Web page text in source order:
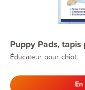
Puppy Pads,
Éducateur pour chiot.